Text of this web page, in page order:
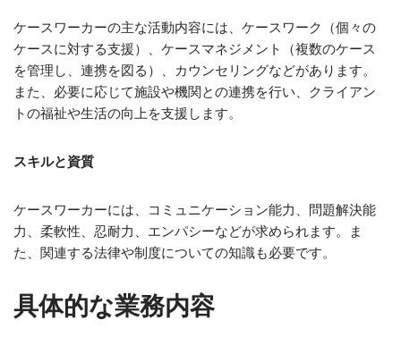
ケースワーカーの主な活動内容には、ケースワーク（個々の
ケースに対する支援）、ケースマネジメント（複数のケース
を管理し、連携を図る）、カウンセリングなどがあります。
また、必要に応じて施設や機関との連携を行い、クライアン
トの福祉や生活の向上を支援します。
スキルと資質
ケースワーカーには、コミュニケーション能力、問題解決能
力、柔軟性、忍耐力、エンパシーなどが求められます。ま
た、関連する法律や制度についての知識も必要です。
具体的な業務内容